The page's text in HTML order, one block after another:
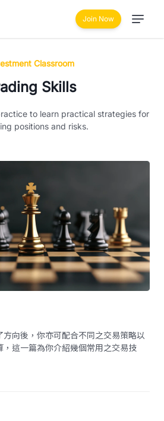
Join Now
Classroom
Skills
to learn practical strategies for
positions and risks.
向後，你亦可配合不同之交易策略以
，這一篇為你介紹幾個常用之交易技